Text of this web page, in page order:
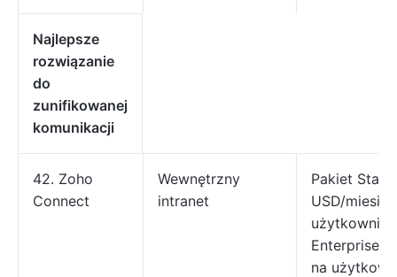
Najlepsze
rozwiązanie
do
zunifikowanej
komunikacji
42. Zoho
Connect
Wewnętrzny
intranet
Pakiet
USD/
Enterprise:
na